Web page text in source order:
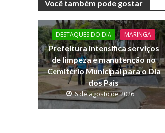
b
o
o
k
er
Você também pode gostar
DESTAQUES DO DIA MARINGA
Prefeitura intensifica serviços
de limpeza e manutenção no
Cemitério Municipal para o Dia
dos Pais
6 de agosto de 2026